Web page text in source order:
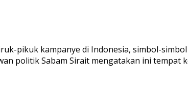
pikuk kampanye di Indonesia, simbol-
politik Sabam Sirait mengatakan ini tempat